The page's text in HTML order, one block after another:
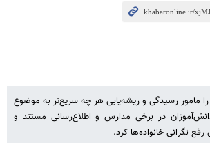
مامور رسیدگی و ریشه‌یابی هر چه سریع‌تر به موضوع
در برخی مدارس و اطلاع‌رسانی مستند و
نگرانی خانواده‌ها کرد.